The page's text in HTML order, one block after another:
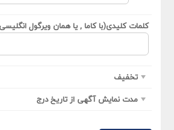
کلمات کلیدی(با کاما , یا همان ویرگول
تخفیف
مدت نمایش آگهی از تاریخ درج